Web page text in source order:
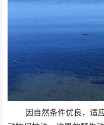
因自然条件优良，适应